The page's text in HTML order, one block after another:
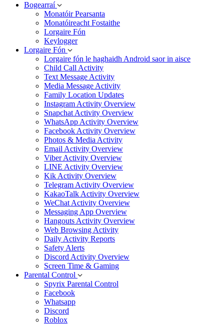
Bogearraí
Monatóir Pearsanta
Monatóireacht Fostaithe
Lorgaire Fón
Keylogger
Lorgaire Fón
Lorgaire fón le haghaidh Android saor in aisce
Child Call Activity
Text Message Activity
Media Message Activity
Family Location Updates
Instagram Activity Overview
Snapchat Activity Overview
WhatsApp Activity Overview
Facebook Activity Overview
Photos & Media Activity
Email Activity Overview
Viber Activity Overview
LINE Activity Overview
Kik Activity Overview
Telegram Activity Overview
KakaoTalk Activity Overview
WeChat Activity Overview
Messaging App Overview
Hangouts Activity Overview
Web Browsing Activity
Daily Activity Reports
Safety Alerts
Discord Activity Overview
Screen Time & Gaming
Parental Control
Spyrix Parental Control
Facebook
Whatsapp
Discord
Roblox